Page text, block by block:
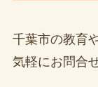
千葉市の教育
気軽にお問合